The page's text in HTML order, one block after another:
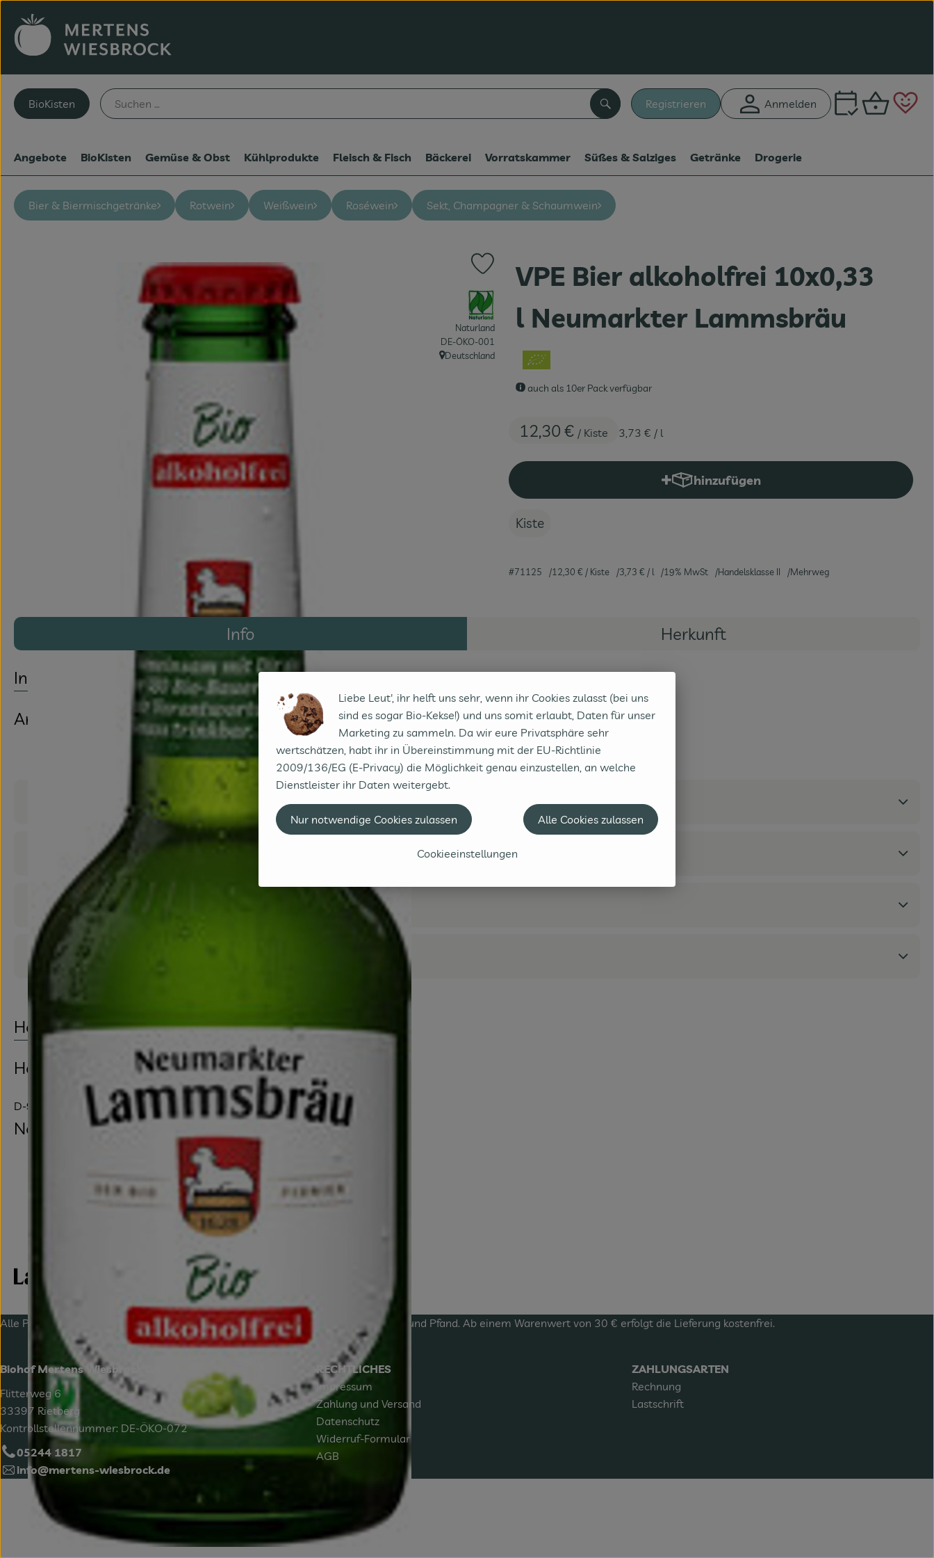
Registrieren Anmelden
Suchen
BioKisten
Angebote BioKisten Gemüse & Obst Kühlprodukte Fleisch & Fisch Bäckerei Vorratskammer Süßes & Salziges Getränke Drogerie
Bier & Biermischgetränke Rotwein Weißwein Roséwein Sekt, Champagner & Schaumwein
VPE Bier alkoholfrei 10x0,33
l Neumarkter Lammsbräu
auch als 10er Pack verfügbar
12,30 € / Kiste 3,73 € / l
Produkt zu Favouriten hinzufügen
, Verband:
Naturland
, Kontrollstelle:
DE-ÖKO-001
, Herkunft:
Deutschland
hinzufügen
Produkt zum Warenkorb hinzufügen
Kiste
#71125 12,30 € / Kiste 3,73 € / l 19% MwSt Handelsklasse II Mehrweg
Info Herkunft
Info
Artikelbeschreibung
Produktinformationen
Nährwert-Info
Produktdatenblatt
Herkunft
Hersteller: Neumarkter Lammsbräu
D-92318 Neumarkt/Opf. Deutschland
Neumarkter Lammsbräu
Alle Preise in Euro und inkl. der gesetzlichen Mehrwertsteuer, zzgl. Versandkosten und Pfand. Ab einem Warenwert von 30 € erfolgt die Lieferung kostenfrei.
Biohof Mertens Wiesbrock GmbH
Flitterweg 6
33397 Rietberg
Kontrollstellennummer: DE-ÖKO-072
05244 1817
info@mertens-wiesbrock.de
RECHTLICHES
Impressum
Zahlung und Versand
Datenschutz
Widerruf-Formular
AGB
ZAHLUNGSARTEN
Rechnung
Lastschrift
Liebe Leut', ihr helft uns sehr, wenn ihr Cookies zulasst (bei uns
sind es sogar Bio-Kekse!) und uns somit erlaubt, Daten für unser
Marketing zu sammeln. Da wir eure Privatsphäre sehr
wertschätzen, habt ihr in Übereinstimmung mit der EU-Richtlinie
2009/136/EG (E-Privacy) die Möglichkeit genau einzustellen, an welche
Dienstleister ihr Daten weitergebt.
Cookieeinstellungen
Nur notwendige Cookies zulassen Alle Cookies zulassen